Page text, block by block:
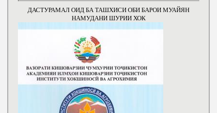
ДАСТУРАМАЛ ОИД БА ТАШХИСИ ОБИ БАРОИ МУАЙЯН
НАМУДАНИ ШУРИИ ХОК